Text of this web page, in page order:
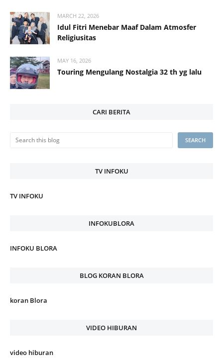
MARCH 22, 2026
Idul Fitri Menebar Maaf Dalam Atmosfer
Religiusitas
MAY 16, 2026
Touring Mengulang Nostalgia 32 th yg lalu
CARI BERITA
TV INFOKU
TV INFOKU
INFOKUBLORA
INFOKU BLORA
BLOG KORAN BLORA
koran Blora
VIDEO HIBURAN
video hiburan